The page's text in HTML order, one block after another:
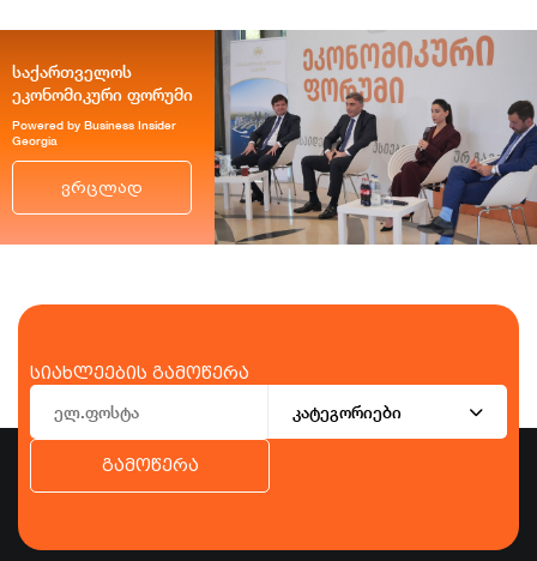
საქართველოს
ეკონომიკური ფორუმი
Powered by Business Insider
Georgia
ვრცლად
სიახლეების გამოწერა
კატეგორიები
გამოწერა